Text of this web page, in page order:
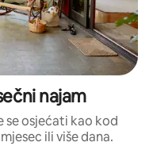
najam
se osjećati kao kod
ili više dana.